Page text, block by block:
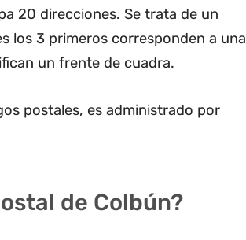
20 direcciones. Se trata de un
los 3 primeros corresponden a una
un frente de cuadra.
postales, es administrado por
de Colbún?